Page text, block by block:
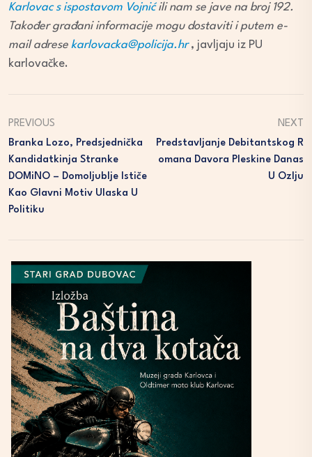
Karlovac s ispostavom Vojnićili nam se jave na broj 192.
Također građani informacije mogu dostaviti i putem e-
mail adrese karlovacka@policija.hr , javljaju iz PU
karlovačke.
PREVIOUS
Branka Lozo, Predsjednička
Kandidatkinja Stranke
DOMiNO – Domoljublje Ističe
Kao Glavni Motiv Ulaska U
Politiku
NEXT
Predstavljanje Debitantskog R
Omana Davora Pleskine Danas
U Ozlju